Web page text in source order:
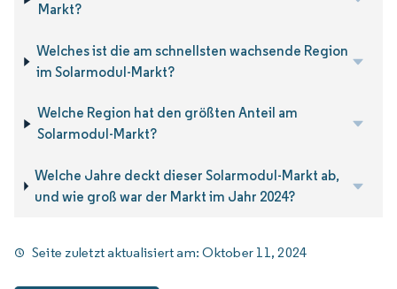
Markt?
Welches ist die am schnellsten wachsende Region
im Solarmodul-Markt?
Welche Region hat den größten Anteil am
Solarmodul-Markt?
Welche Jahre deckt dieser Solarmodul-Markt ab,
und wie groß war der Markt im Jahr 2024?
Seite zuletzt aktualisiert am:Oktober 11, 2024